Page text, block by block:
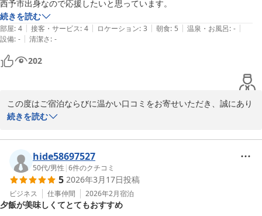
ホテルたいよう農園 松山古三津
2026-04-08
西予市出身なので応援したいと思っています。
続きを読む
部屋: 4 | 接客・サービス: 4 | ロケーション: 3 | 朝食: 5 | 温泉・お風呂: - |
設備: - | 清潔さ: -
202
この度はご宿泊ならびに温かい口コミをお寄せいただき、誠にあり
がとうございます。
同とても励みになっております。
また、西予市ご出身として当ホテルを応援したいとのお言葉まで頂
戴し、心より感謝申し上げます。
これからも皆さまに気持ちよくお過ごしいただけるホテルを目指し
て努めてまいります。
またお近くにお越しの際は、ぜひお立ち寄りくださいませ。
続きを読む
hide58697527
50代/男性 |6件のクチコミ
5 2026年3月17日投稿
ビジネス 仕事仲間 2026年2月宿泊
夕飯が美味しくてとてもおすすめ